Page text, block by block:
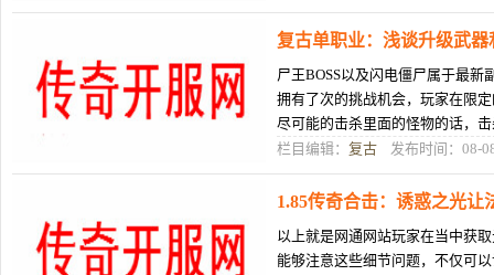
复古单职业：浅谈升级武
尸王BOSS以及闪电僵尸属于最
拥有了次的挑战机会，玩家在限
尽可能的击杀里面的怪物的话，
在热血传奇中降级兵器不停皆是
栏目编辑： 复古 发布时间：08-
1.85传奇合击：诱惑之光让
以上就是网通网站玩家在当中获
能够注意这些细节问题，不仅可